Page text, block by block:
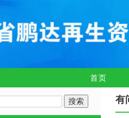
首页
有